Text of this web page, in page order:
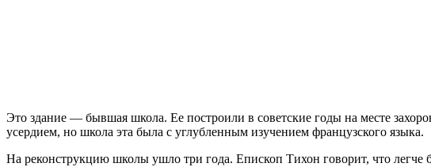
Это здание — бывшая школа. Ее построили в советские годы на месте
усердием, но школа эта была с углубленным изучением французского языка.
На реконструкцию школы ушло три года. Епископ Тихон говорит, что легче